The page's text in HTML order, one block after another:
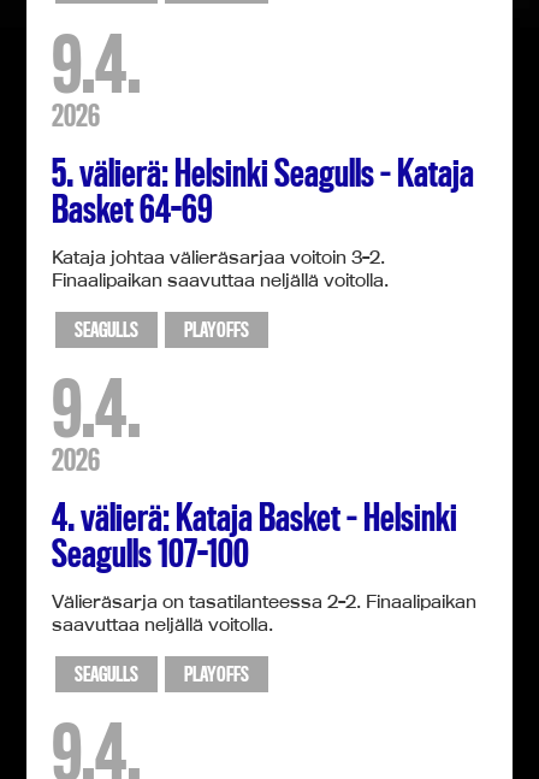
9.4.
2026
5. välierä: Helsinki Seagulls – Kataja
Basket 64-69
Kataja johtaa välieräsarjaa voitoin 3-2.
Finaalipaikan saavuttaa neljällä voitolla.
SEAGULLS PLAYOFFS
9.4.
2026
4. välierä: Kataja Basket – Helsinki
Seagulls 107-100
Välieräsarja on tasatilanteessa 2-2. Finaalipaikan
saavuttaa neljällä voitolla.
SEAGULLS PLAYOFFS
9.4.